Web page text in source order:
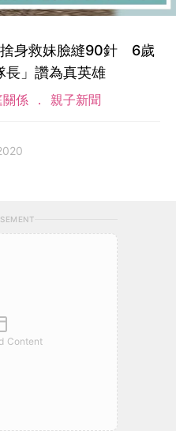
捨身救妹臉縫90針 6歲
長」讚為真英雄
關係 親子新聞
Content